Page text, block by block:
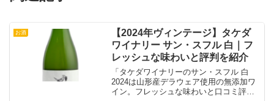
お酒
【2024年ヴィンテージ】タケダ
ワイナリー サン・スフル 白｜フ
レッシュな味わいと評判を紹介
「タケダワイナリーのサン・スフル 白
2024は山形産デラウェア使用の無添加ワ
イン。フレッシュな味わいと口コミ評